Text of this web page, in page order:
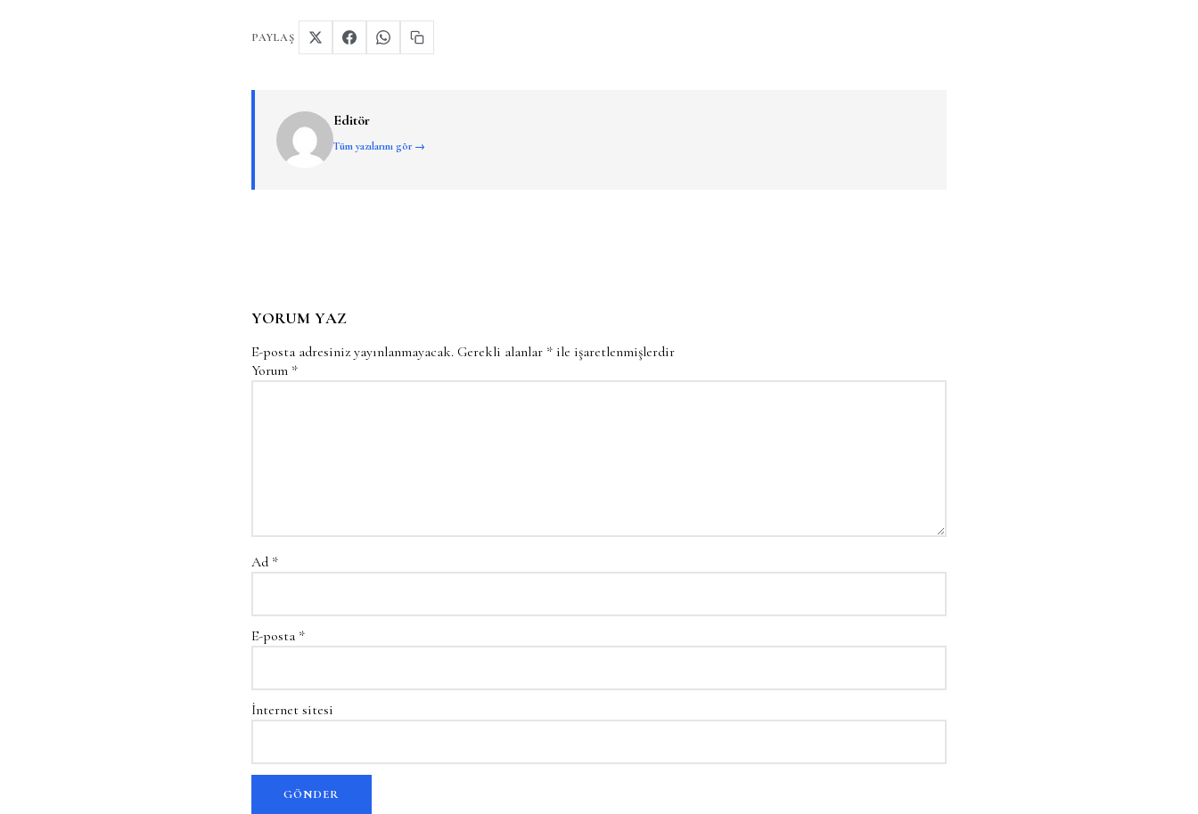
PAYLAŞ
Editör
Tüm yazılarını gör →
YORUM YAZ
E-posta adresiniz yayınlanmayacak. Gerekli alanlar * ile işaretlenmişlerdir
Yorum *
Ad *
E-posta *
İnternet sitesi